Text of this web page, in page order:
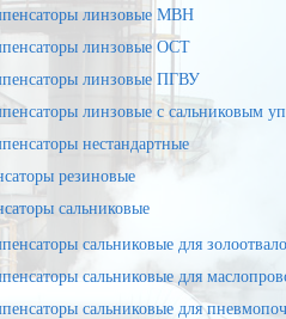
линзовые МВН
линзовые ОСТ
линзовые ПГВУ
линзовые с сальниковым
нестандартные
резиновые
сальниковые
сальниковые для
сальниковые для
сальниковые для